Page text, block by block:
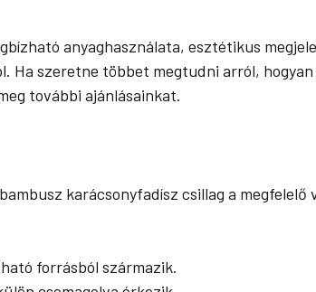
anyaghasználata, esztétikus
Ha szeretne többet megtudni arról,
további ajánlásainkat.
karácsonyfadísz csillag a megfelelő
forrásból származik.